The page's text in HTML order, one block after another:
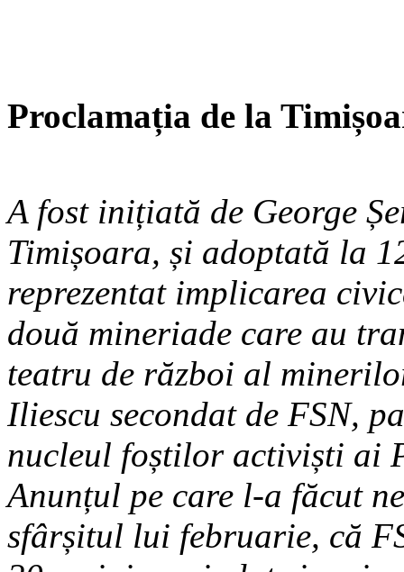
Proclamația de la
A fost inițiată de George
Timișoara, și adoptată la
reprezentat implicarea
două mineriade care au
teatru de război al
Iliescu secondat de FSN,
nucleul foștilor activiști ai
Anunțul pe care l-a făcut
sfârșitul lui februarie, că